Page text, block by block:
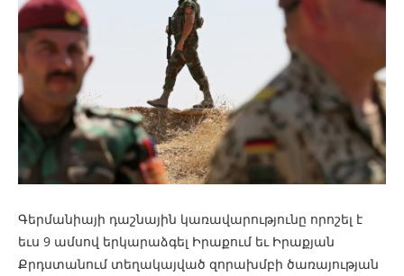
Գերմանիայի դաշնային կառավարությունը որոշել է
եւս 9 ամսով երկարաձգել Իրաքում եւ Իրաքյան
Քրդստանում տեղակայված զորախմբի ծառայության